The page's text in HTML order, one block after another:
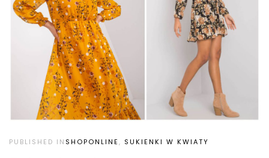
PUBLISHED IN SHOPONLINE, SUKIENKI W KWIATY